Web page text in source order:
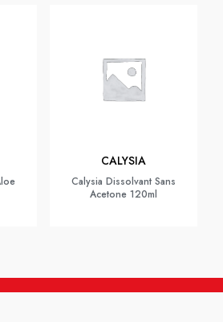
CALYSIA
Calysia Dissolvant Sans
Acetone 120ml